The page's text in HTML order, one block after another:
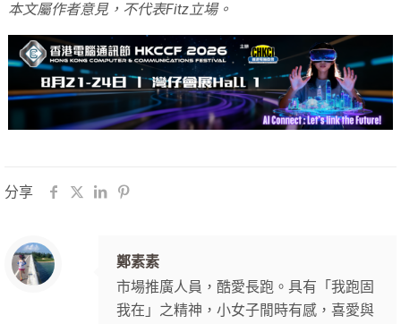
本文屬作者意見，不代表Fitz立場。
分享
鄭素素
市場推廣人員，酷愛長跑。具有「我跑固
我在」之精神，小女子閒時有感，喜愛與